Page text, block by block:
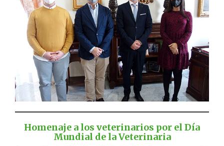
Homenaje a los veterinarios por el Día
Mundial de la Veterinaria